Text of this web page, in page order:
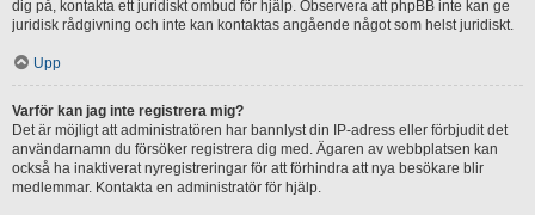
dig på, kontakta ett juridiskt ombud för hjälp. Observera att phpBB inte kan ge
juridisk rådgivning och inte kan kontaktas angående något som helst juridiskt.
Upp
Varför kan jag inte registrera mig?
Det är möjligt att administratören har bannlyst din IP-adress eller förbjudit det
användarnamn du försöker registrera dig med. Ägaren av webbplatsen kan
också ha inaktiverat nyregistreringar för att förhindra att nya besökare blir
medlemmar. Kontakta en administratör för hjälp.